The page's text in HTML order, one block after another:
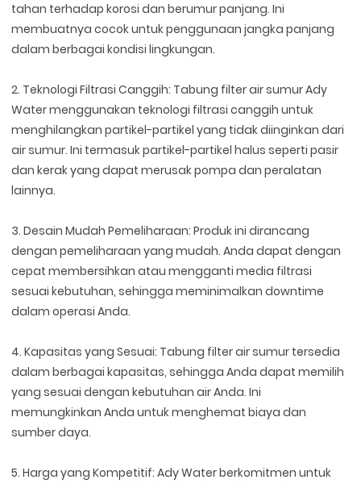
tahan terhadap korosi dan berumur panjang. Ini
membuatnya cocok untuk penggunaan jangka panjang
dalam berbagai kondisi lingkungan.
2. Teknologi Filtrasi Canggih: Tabung filter air sumur Ady
Water menggunakan teknologi filtrasi canggih untuk
menghilangkan partikel-partikel yang tidak diinginkan dari
air sumur. Ini termasuk partikel-partikel halus seperti pasir
dan kerak yang dapat merusak pompa dan peralatan
lainnya.
3. Desain Mudah Pemeliharaan: Produk ini dirancang
dengan pemeliharaan yang mudah. Anda dapat dengan
cepat membersihkan atau mengganti media filtrasi
sesuai kebutuhan, sehingga meminimalkan downtime
dalam operasi Anda.
4. Kapasitas yang Sesuai: Tabung filter air sumur tersedia
dalam berbagai kapasitas, sehingga Anda dapat memilih
yang sesuai dengan kebutuhan air Anda. Ini
memungkinkan Anda untuk menghemat biaya dan
sumber daya.
5. Harga yang Kompetitif: Ady Water berkomitmen untuk